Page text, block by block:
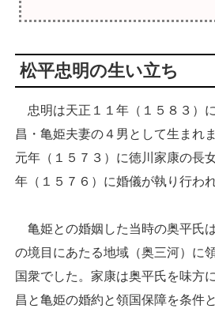
松平忠明の生い立ち
忠明は天正１１年（１５８３）
昌・亀姫夫妻の４男として生まれ
元年（１５７３）に徳川家康の長
年（１５７６）に婚儀が執り行わ
亀姫との婚姻した当時の奥平氏
の境目にあたる地域（奥三河）に
国衆でした。家康は奥平氏を味方
昌と亀姫の婚約と領国保障を条件